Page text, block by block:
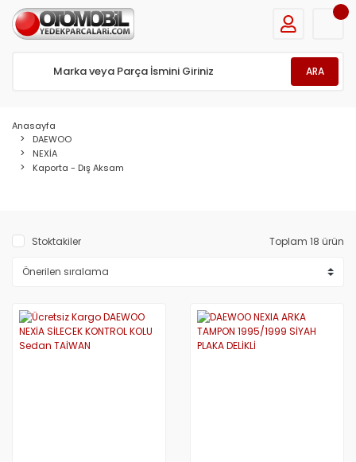
ARA
Anasayfa
DAEWOO
NEXİA
Kaporta - Dış Aksam
Stoktakiler Toplam 18 ürün